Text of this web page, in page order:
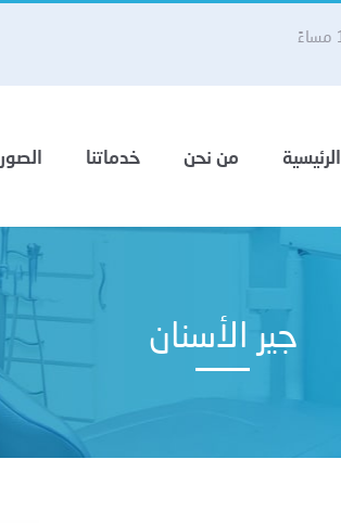
الرئيسية من نحن خدماتنا الصور
جير الأسنان